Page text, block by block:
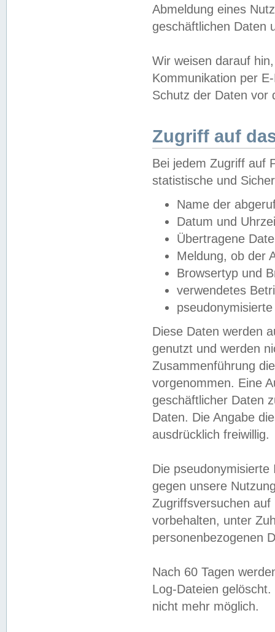
Abmeldung eines
geschäftlichen Daten
Wir weisen darauf
Kommunikation per
Schutz der Daten vor
Zugriff auf
Bei jedem Zugriff auf
statistische und
Name der
Datum und
Übertragene
Meldung, ob der
Browsertyp und
verwendetes
Diese Daten werden
genutzt und werden
Zusammenführung
vorgenommen. Eine
geschäftlicher Daten
Daten. Die Angabe
ausdrücklich freiwillig.
Die
gegen unsere
Zugriffsversuchen
vorbehalten, unter
personenbezogenen
Nach 60 Tagen
Log-Dateien
nicht mehr möglich.